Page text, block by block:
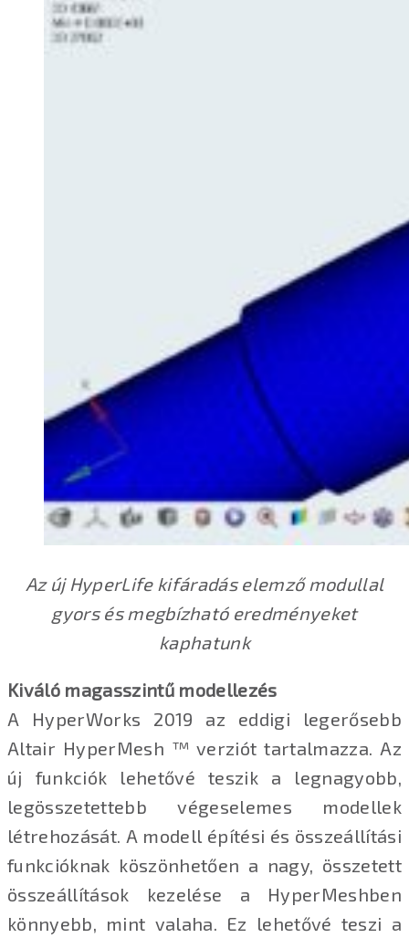
Az új HyperLife kifáradás elemző modullal
gyors és megbízható eredményeket
kaphatunk
Kiváló magasszintű modellezés
A HyperWorks 2019 az eddigi legerősebb
Altair HyperMesh ™ verziót tartalmazza. Az
új funkciók lehetővé teszik a legnagyobb,
legösszetettebb végeselemes modellek
létrehozását. A modell építési és összeállítási
funkcióknak köszönhetően a nagy, összetett
összeállítások kezelése a HyperMeshben
könnyebb, mint valaha. Ez lehetővé teszi a